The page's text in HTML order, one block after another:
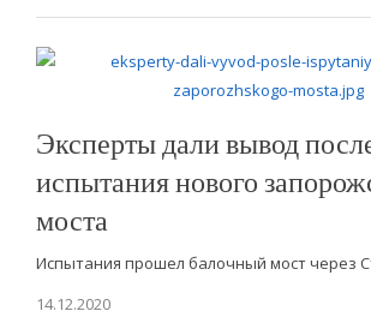
Эксперты дали вывод
испытания нового
моста
Испытания прошел балочный мост через
14.12.2020